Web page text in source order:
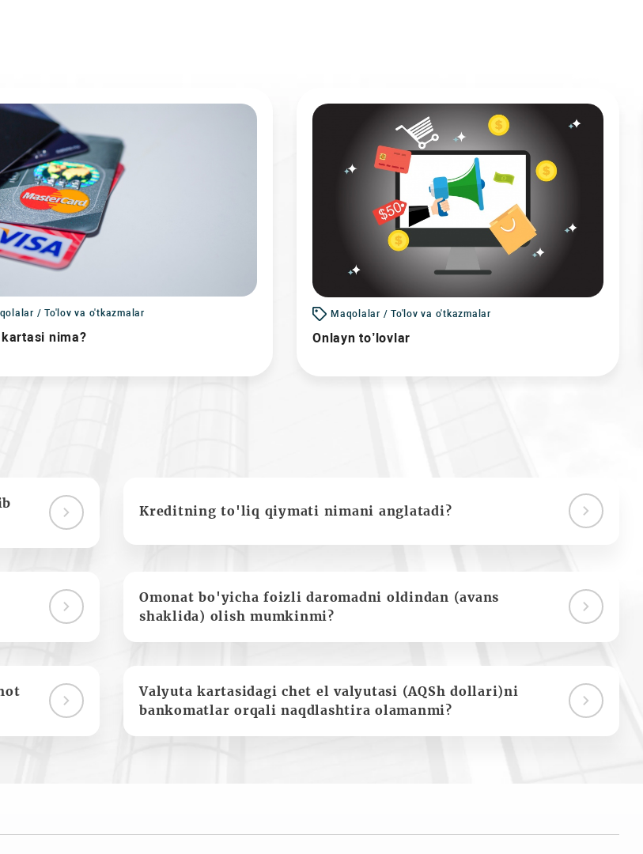
/ To'lov va o'tkazmalar
kartasi nima?
Maqolalar / To'lov va o'tkazmalar
Onlayn to’lovlar
Kreditning to'liq qiymati nimani anglatadi?
Omonat bo'yicha foizli daromadni oldindan (avans
shaklida) olish mumkinmi?
Valyuta kartasidagi chet el valyutasi (AQSh dollari)ni
bankomatlar orqali naqdlashtira olamanmi?